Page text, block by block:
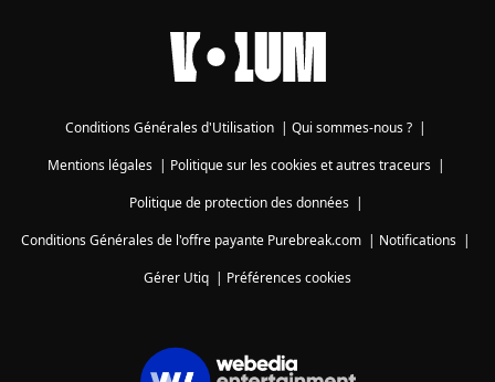
Conditions Générales d'Utilisation | Qui sommes-nous ? |
Mentions légales| Politique sur les cookies et autres traceurs|
Politique de protection des données|
Conditions Générales de l'offre payante Purebreak.com | Notifications |
Gérer Utiq | Préférences cookies